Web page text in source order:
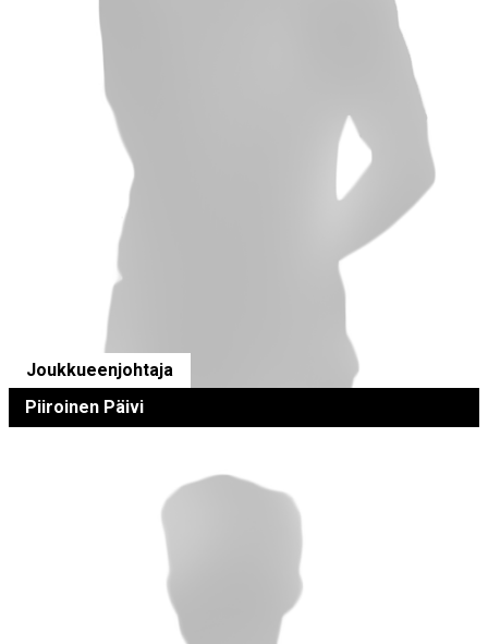
Joukkueenjohtaja
Piiroinen Päivi